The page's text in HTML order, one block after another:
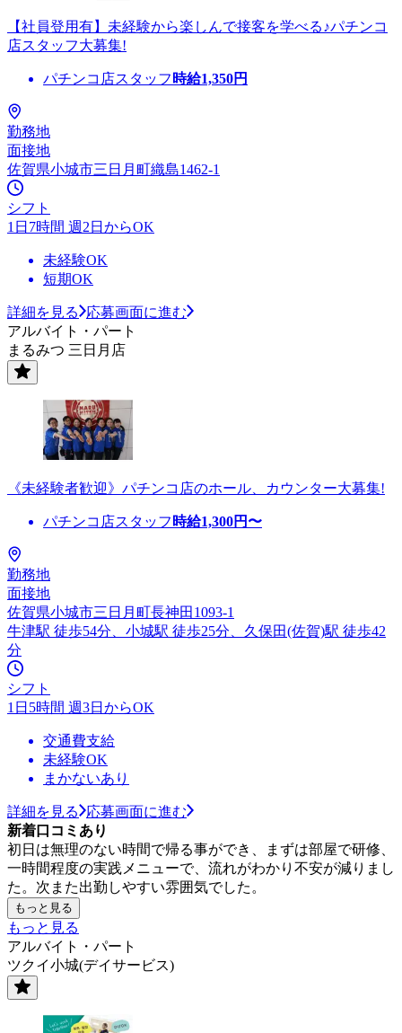
【社員登用有】未経験から楽しんで接客を学べる♪パチンコ
店スタッフ大募集!
パチンコ店スタッフ 時給1,350円
勤務地
面接地
佐賀県小城市三日月町織島1462-1
シフト
1日7時間 週2日からOK
未経験OK
短期OK
詳細を見る
応募画面に進む
アルバイト・パート
まるみつ 三日月店
《未経験者歓迎》パチンコ店のホール、カウンター大募集!
パチンコ店スタッフ 時給1,300円〜
勤務地
面接地
佐賀県小城市三日月町長神田1093-1
牛津駅 徒歩54分、小城駅 徒歩25分、久保田(佐賀)駅 徒歩42
分
シフト
1日5時間 週3日からOK
交通費支給
未経験OK
まかないあり
詳細を見る
応募画面に進む
新着口コミあり
初日は無理のない時間で帰る事ができ、まずは部屋で研修、
一時間程度の実践メニューで、流れがわかり不安が減りまし
た。次また出勤しやすい雰囲気でした。
もっと見る
もっと見る
アルバイト・パート
ツクイ小城(デイサービス)